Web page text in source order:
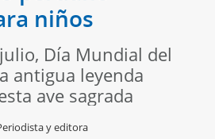
niños
Día Mundial del
antigua leyenda
ave sagrada
y editora